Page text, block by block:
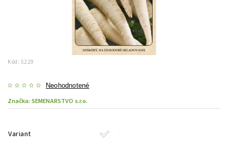
Kód: 5229
Neohodnotené
Značka: SEMENARSTVO s.r.o.
Variant